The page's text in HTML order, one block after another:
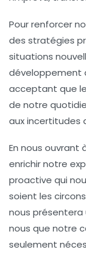
Pour renforcer
des stratégies
situations
développement
acceptant que
de notre
auxincertitudes
En nous ouvrant
enrichir notre
proactive qui
soient les
nous présentera
nous que notre
seulement